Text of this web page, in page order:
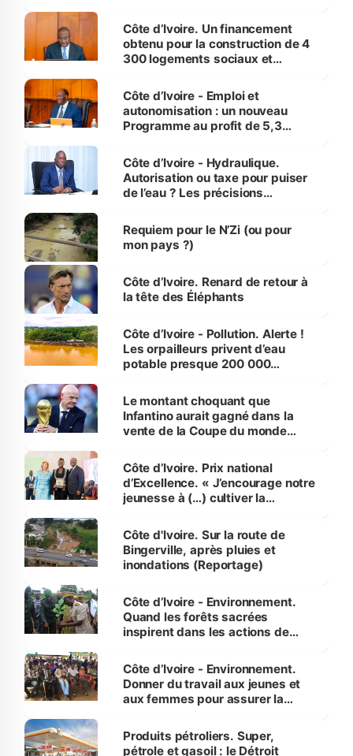
Côte d’Ivoire. Un financement
obtenu pour la construction de 4
300 logements sociaux et
et Yamoussoukro
Côte d’Ivoire - Emploi et
autonomisation : un nouveau
Programme au profit de 5,3
Côte d’Ivoire - Hydraulique.
Autorisation ou taxe pour puiser
de l’eau ? Les précisions
Requiem pour le N’Zi (ou pour
mon pays ?)
Côte d’Ivoire. Renard de retour à
la tête des Éléphants
Côte d’Ivoire - Pollution. Alerte !
Les orpailleurs privent d’eau
potable presque 200 000
Le montant choquant que
Infantino aurait gagné dans la
vente de la Coupe du monde
Côte d’Ivoire. Prix national
d’Excellence. « J’encourage notre
jeunesse à (…) cultiver la
(Alassane Ouattara
Côte d'Ivoire. Sur la route de
Bingerville, après pluies et
inondations (Reportage)
Côte d’Ivoire - Environnement.
Quand les forêts sacrées
inspirent dans les actions de
Côte d’Ivoire - Environnement.
Donner du travail aux jeunes et
aux femmes pour assurer la
menacées
Produits pétroliers. Super,
pétrole et gasoil : le Détroit